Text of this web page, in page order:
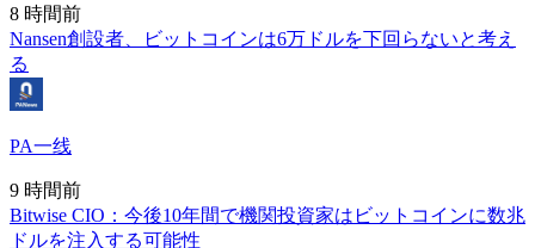
8 時間前
Nansen創設者、ビットコインは6万ドルを下回らないと考え
る
PA一线
9 時間前
Bitwise CIO：今後10年間で機関投資家はビットコインに数兆
ドルを注入する可能性